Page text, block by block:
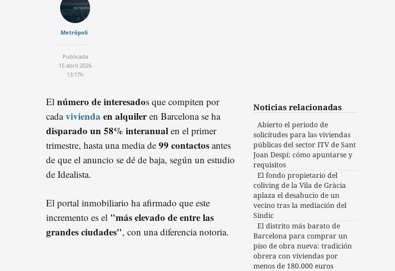
Metrópoli
Publicada
15 abril 2026
13:17h
Noticias relacionadas
Abierto el periodo de
solicitudes para las viviendas
públicas del sector ITV de Sant
Joan Despí: cómo apuntarse y
requisitos
El fondo propietario del
coliving de la Vila de Gràcia
aplaza el desahucio de un
vecino tras la mediación del
Síndic
El distrito más barato de
Barcelona para comprar un
piso de obra nueva: tradición
obrera con viviendas por
menos de 180.000 euros
El número de interesados que compiten por
cada vivienda en alquileren Barcelona se ha
disparado un 58% interanual en el primer
trimestre, hasta una media de 99 contactos antes
de que el anuncio se dé de baja, según un estudio
de Idealista.
El portal inmobiliario ha afirmado que este
incremento es el "más elevado de entre las
grandes ciudades", con una diferencia notoria.